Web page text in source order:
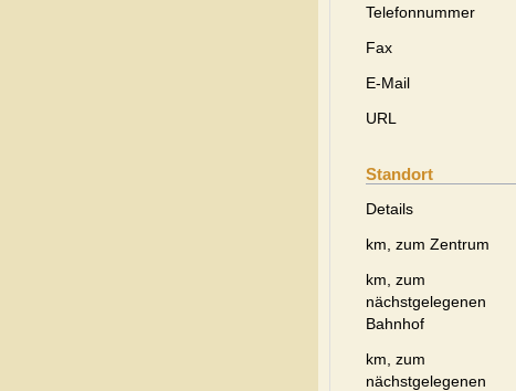
Telefonnummer
Fax
E-Mail
URL
Standort
Details
km, zum Zentrum
km, zum
nächstgelegenen
Bahnhof
km, zum
nächstgelegenen